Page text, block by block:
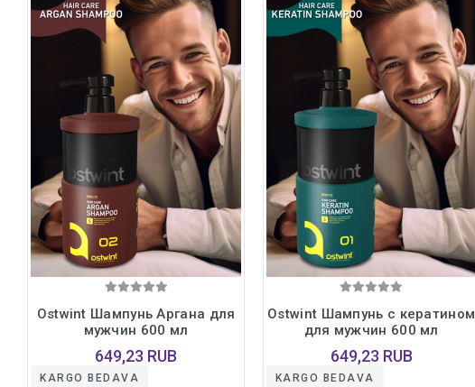
Ostwint Шампунь Аргана для
мужчин 600 мл
649,23 RUB
KARGO BEDAVA
Ostwint Шампунь с кератином
для мужчин 600 мл
649,23 RUB
KARGO BEDAVA